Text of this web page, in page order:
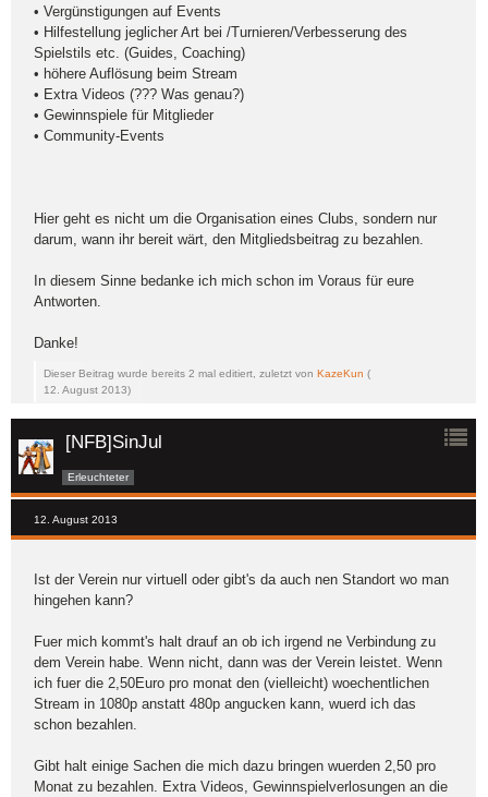
• Vergünstigungen auf Events
• Hilfestellung jeglicher Art bei /Turnieren/Verbesserung des
Spielstils etc. (Guides, Coaching)
• höhere Auflösung beim Stream
• Extra Videos (??? Was genau?)
• Gewinnspiele für Mitglieder
• Community-Events
Hier geht es nicht um die Organisation eines Clubs, sondern nur
darum, wann ihr bereit wärt, den Mitgliedsbeitrag zu bezahlen.
In diesem Sinne bedanke ich mich schon im Voraus für eure
Antworten.
Danke!
Dieser Beitrag wurde bereits 2 mal editiert, zuletzt von KazeKun (
12. August 2013)
[NFB]SinJul
Erleuchteter
12. August 2013
Ist der Verein nur virtuell oder gibt's da auch nen Standort wo man
hingehen kann?
Fuer mich kommt's halt drauf an ob ich irgend ne Verbindung zu
dem Verein habe. Wenn nicht, dann was der Verein leistet. Wenn
ich fuer die 2,50Euro pro monat den (vielleicht) woechentlichen
Stream in 1080p anstatt 480p angucken kann, wuerd ich das
schon bezahlen.
Gibt halt einige Sachen die mich dazu bringen wuerden 2,50 pro
Monat zu bezahlen. Extra Videos, Gewinnspielverlosungen an die